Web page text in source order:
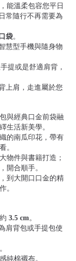
能溫柔包容您平日
常隨行不再需要為
袋。
慧型手機與隨身物
提或是舒適肩背，
上肩，走進屬於您
與經典口金前袋融
生活新美學。
的南瓜印花，帶有
。
物件與書籍打造；
開合順手。
到大開口口金的精
。
3.5 cm 。
肩背包或手提包使
純棉襯布。